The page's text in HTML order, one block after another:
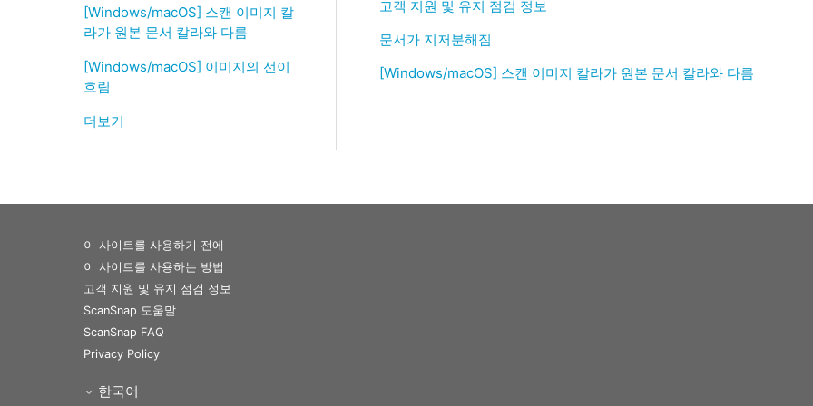
[Windows/macOS] 스캔 이미지 칼
라가 원본 문서 칼라와 다름
[Windows/macOS] 이미지의 선이
흐림
더보기
고객 지원 및 유지 점검 정보
문서가 지저분해짐
[Windows/macOS] 스캔 이미지 칼라가 원본 문서 칼라와 다름
이 사이트를 사용하기 전에
이 사이트를 사용하는 방법
고객 지원 및 유지 점검 정보
ScanSnap 도움말
ScanSnap FAQ
Privacy Policy
한국어